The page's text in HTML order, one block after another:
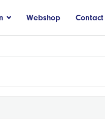
Webshop Contact